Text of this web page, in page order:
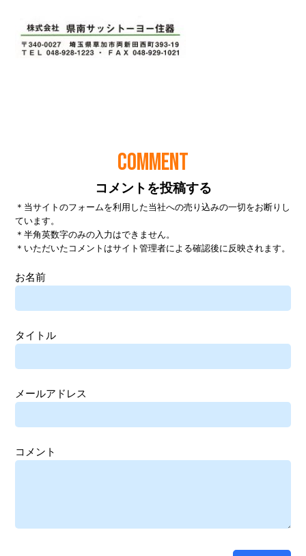
COMMENT
コメントを投稿する
＊当サイトのフォームを利用した当社への売り込みの一切をお断りし
ています。
＊半角英数字のみの入力はできません。
＊いただいたコメントはサイト管理者による確認後に反映されます。
お名前
タイトル
メールアドレス
コメント